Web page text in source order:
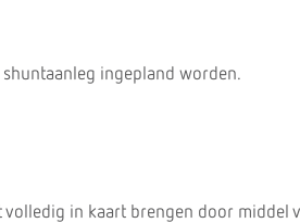
ingepland worden.
in kaart brengen door middel